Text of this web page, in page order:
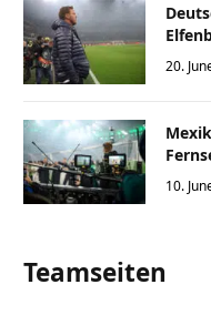
20.
10.
Teamseiten